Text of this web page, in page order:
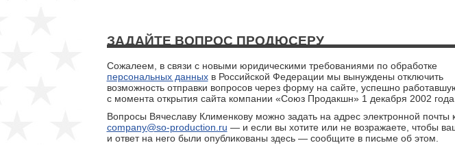
ЗАДАЙТЕ ВОПРОС ПРОДЮСЕРУ
Сожалеем, в связи с новыми юридическими требованиями по обработке
персональных данныхв Российской Федерации мы вынуждены отключить
возможность отправки вопросов через форму на сайте, успешно
с момента открытия сайта компании «Союз Продакшн» 1 декабря 2002
Вопросы Вячеславу Клименкову можно задать на адрес электронной почты
company@so-production.ru — и если вы хотите или не возражаете, чтобы
и ответ на него были опубликованы здесь — сообщите в письме об этом.